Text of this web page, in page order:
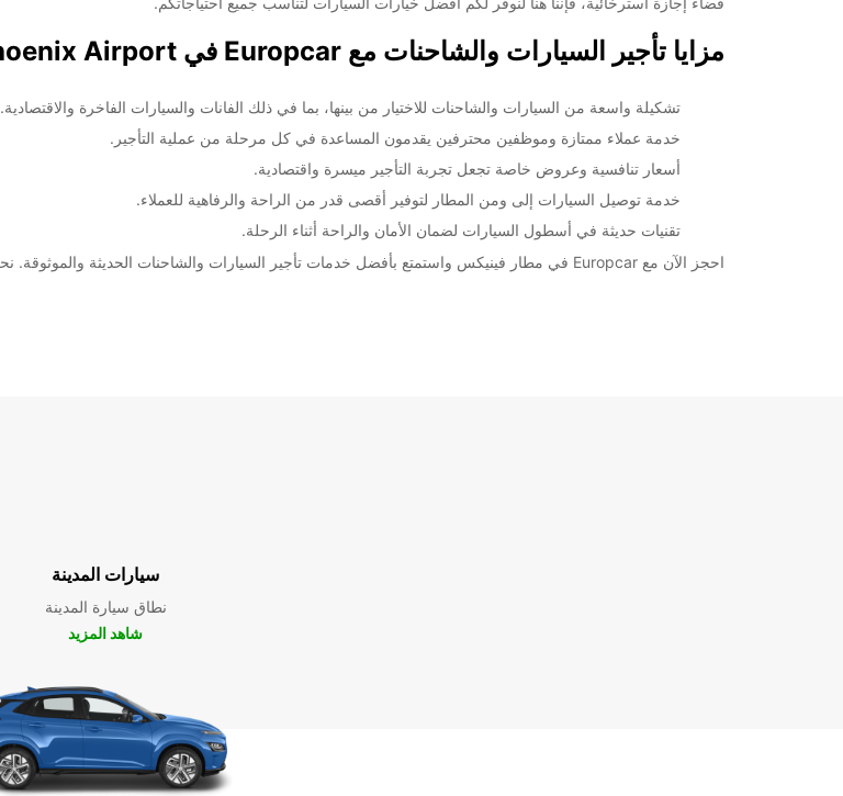
مزايا تأجير السيارات والشاحنات مع Europcar في Phoenix Airport
تشكيلة واسعة من السيارات والشاحنات للاختيار من بينها، بما في ذلك الفانات والسيارات الفاخرة والاقتصادية.
خدمة عملاء ممتازة وموظفين محترفين يقدمون المساعدة في كل مرحلة من عملية التأجير.
أسعار تنافسية وعروض خاصة تجعل تجربة التأجير ميسرة واقتصادية.
خدمة توصيل السيارات إلى ومن المطار لتوفير أقصى قدر من الراحة والرفاهية للعملاء.
تقنيات حديثة في أسطول السيارات لضمان الأمان والراحة أثناء الرحلة.
احجز الآن مع Europcar في مطار فينيكس واستمتع بأفضل خدمات تأجير السيارات والشاحنات الحديثة والموثوقة. نحن هنا لنجعل رحلتكم أكثر متعة وسهولة!
سيارات المدينة
نطاق سيارة المدينة
شاهد المزيد